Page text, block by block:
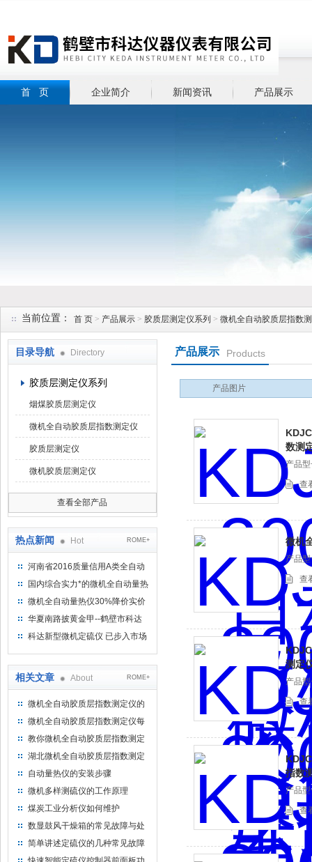
首 页 企业简介 新闻资讯 产品展示
当前位置： 首 页 > 产品展示 > 胶质层测定仪系列 > 微机全自动胶质层指数
目录导航 Directory
胶质层测定仪系列
烟煤胶质层测定仪
微机全自动胶质层指数测定仪
胶质层测定仪
微机胶质层测定仪
查看全部产品
热点新闻 Hot ROME+
河南省2016质量信用A类全自动
量热仪
国内综合实力*的微机全自动量热
仪制造企业
微机全自动量热仪30%降价实价
出售
华夏南路披黄金甲--鹤壁市科达
仪器仪表有限公司
科达新型微机定硫仪 已步入市场
相关文章 About ROME+
微机全自动胶质层指数测定仪的
原理与技术优势说明
微机全自动胶质层指数测定仪每
次试验结束后要做什么？
教你微机全自动胶质层指数测定
仪原理及操作方法
湖北微机全自动胶质层指数测定
仪性能特点
自动量热仪的安装步骤
微机多样测硫仪的工作原理
煤炭工业分析仪如何维护
数显鼓风干燥箱的常见故障与处
理
简单讲述定硫仪的几种常见故障
产品展示 Products
产品图片
数测
产品
查
微机
产品型
查
测定
产品
查
指数
产品
查